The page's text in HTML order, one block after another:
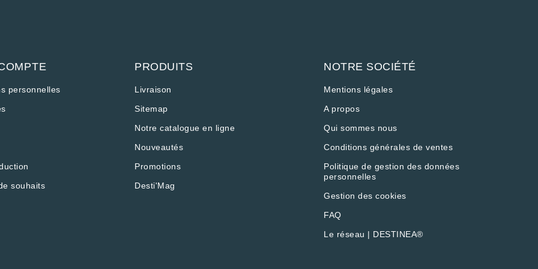
de confidentialité, en garantissant la conformité avec les réglementations. Personnalisez vos préférences
personnelles
souhaits
PRODUITS
Livraison
Sitemap
Notre catalogue en ligne
Nouveautés
Promotions
Desti'Mag
NOTRE SOCIÉTÉ
Mentions légales
A propos
Qui sommes nous
Conditions générales de ventes
Politique de gestion des données
personnelles
Gestion des cookies
FAQ
Le réseau | DESTINEA®